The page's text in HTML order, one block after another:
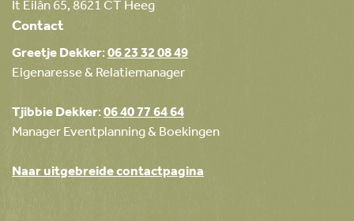
It Eilân 65, 8621 CT Heeg
Contact
Greetje Dekker:06 23 32 08 49
Eigenaresse & Relatiemanager
Tjibbie Dekker:06 40 77 64 64
Manager Eventplanning & Boekingen
Naar uitgebreide contactpagina